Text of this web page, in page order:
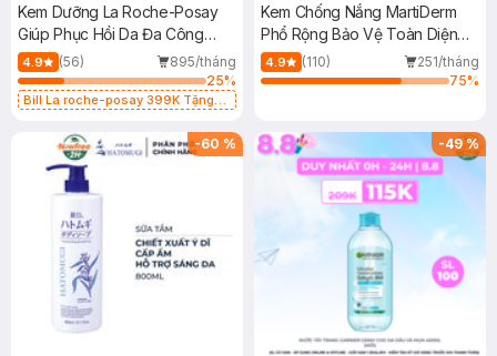
Kem Dưỡng La Roche-Posay
Giúp Phục Hồi Da Đa Công
Dụng 40ml
4.9 (56)
895/tháng
25%
Bill La roche-posay 399K Tặng
(SL có hạn)
Kem Chống Nắng MartiDerm
Phổ Rộng Bảo Vệ Toàn Diện
40ml
4.9 (110)
251/tháng
75%
-60 % -49%